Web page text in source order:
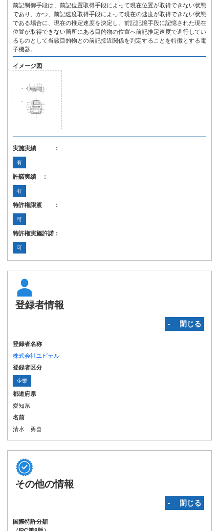
前記制御手段は、前記位置取得手段によって現在位置が取得できない状態
であり、かつ、前記速度取得手段によって現在の速度が取得できない状態
である場合に、現在の推定速度を決定し、前記記憶手段に記憶された現在
位置が取得できない箇所にある目的物の位置へ前記推定速度で進行してい
るものとして当該目的物との前記接近関係を判定することを特徴とする電
子機器。
イメージ図
実施実績 ：
有
許諾実績 ：
有
特許権譲渡 ：
可
特許権実施許諾：
可
登録者情報
‐ 閉じる
登録者名称
株式会社ユピテル
登録者区分
企業
都道府県
愛知県
名前
清水 勇喜
その他の情報
‐ 閉じる
国際特許分類